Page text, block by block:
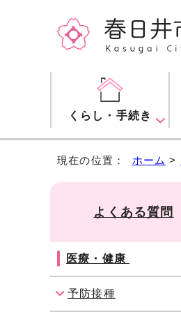
くらし・手続き
現在の位置： ホーム >
よくある質問
医療・健康
予防接種